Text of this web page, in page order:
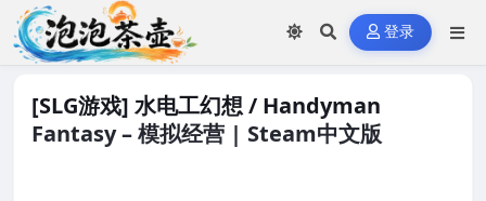
登录
[SLG游戏] 水电工幻想 / Handyman
Fantasy – 模拟经营 | Steam中文版